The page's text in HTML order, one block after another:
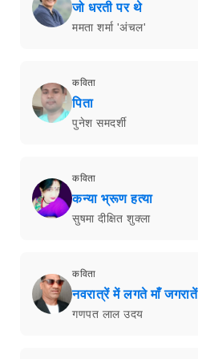
जो धरती पर थे
ममता शर्मा 'अंचल'
कविता
पिता
पुनेश समदर्शी
कविता
कन्या भ्रूण हत्या
सुषमा दीक्षित शुक्ला
कविता
नवरात्रें में लगते माँ जगरातें
गणपत लाल उदय